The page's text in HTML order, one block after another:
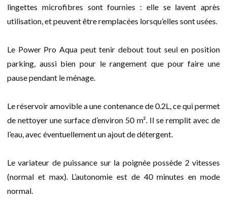
lingettes microfibres sont fournies : elle se lavent après
utilisation, et peuvent être remplacées lorsqu’elles sont usées.
Le Power Pro Aqua peut tenir debout tout seul en position
parking, aussi bien pour le rangement que pour faire une
pause pendant le ménage.
Le réservoir amovible a une contenance de 0.2L, ce qui permet
de nettoyer une surface d’environ 50 m². Il se remplit avec de
l’eau, avec éventuellement un ajout de détergent.
Le variateur de puissance sur la poignée possède 2 vitesses
(normal et max). L’autonomie est de 40 minutes en mode
normal.